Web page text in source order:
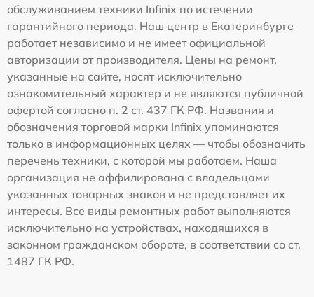
обслуживанием техники Infinix по истечении
гарантийного периода. Наш центр в Екатеринбурге
работает независимо и не имеет официальной
авторизации от производителя. Цены на ремонт,
указанные на сайте, носят исключительно
ознакомительный характер и не являются публичной
офертой согласно п. 2 ст. 437 ГК РФ. Названия и
обозначения торговой марки Infinix упоминаются
только в информационных целях — чтобы обозначить
перечень техники, с которой мы работаем. Наша
организация не аффилирована с владельцами
указанных товарных знаков и не представляет их
интересы. Все виды ремонтных работ выполняются
исключительно на устройствах, находящихся в
законном гражданском обороте, в соответствии со ст.
1487 ГК РФ.